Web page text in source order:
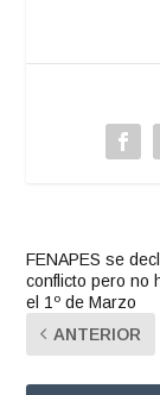
FENAPES se
conflicto pero no
el 1º de Marzo
ANTERIOR